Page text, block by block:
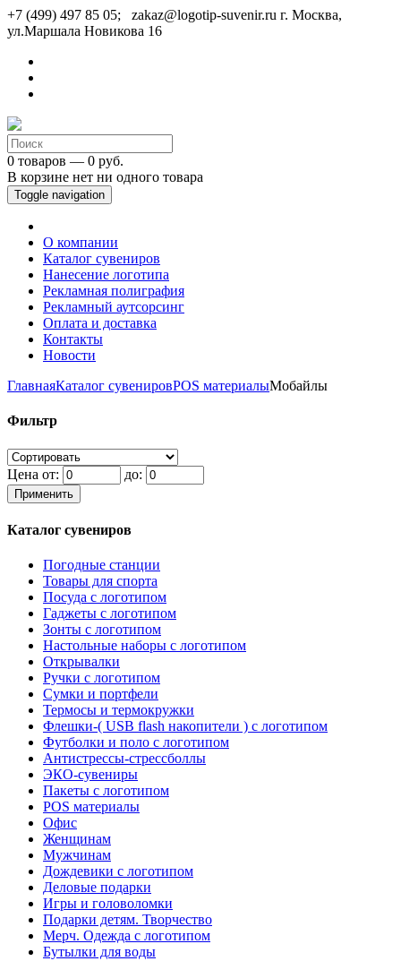
+7 (499) 497 85 05; zakaz@logotip-suvenir.ru г. Москва,
ул.Маршала Новикова 16
0 товаров — 0 руб.
В корзине нет ни одного товара
Toggle navigation
О компании
Каталог сувениров
Нанесение логотипа
Рекламная полиграфия
Рекламный аутсорсинг
Оплата и доставка
Контакты
Новости
ГлавнаяКаталог сувенировPOS материалыМобайлы
Фильтр
Цена от: до:
Применить
Каталог сувениров
Погодные станции
Товары для спорта
Посуда с логотипом
Гаджеты с логотипом
Зонты с логотипом
Настольные наборы с логотипом
Открывалки
Ручки с логотипом
Сумки и портфели
Термосы и термокружки
Флешки-( USB flash накопители ) с логотипом
Футболки и поло с логотипом
Антистрессы-стрессболлы
ЭКО-сувениры
Пакеты с логотипом
POS материалы
Офис
Женщинам
Мужчинам
Дождевики с логотипом
Деловые подарки
Игры и головоломки
Подарки детям. Творчество
Мерч. Одежда с логотипом
Бутылки для воды